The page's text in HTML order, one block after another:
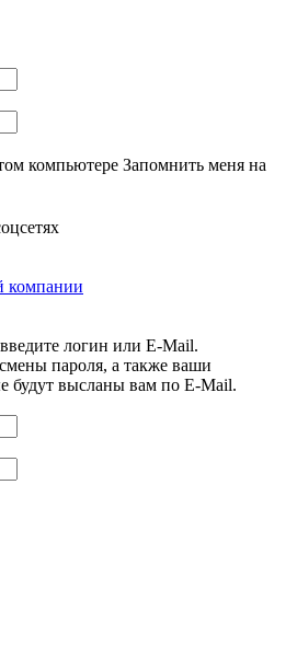
компьютере Запомнить меня на
компании
логин или E-Mail.
пароля, а также ваши
будут высланы вам по E-Mail.